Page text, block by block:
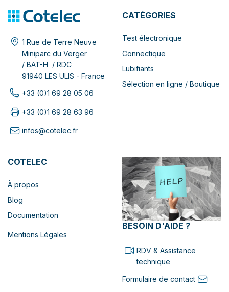
1 Rue de Terre Neuve
Miniparc du Verger
/ BAT-H / RDC
91940 LES ULIS - France
+33 (0)1 69 28 05 06
+33 (0)1 69 28 63 96
infos@cotelec.fr
CATÉGORIES
Test électronique
Connectique
Lubifiants
Sélection en ligne / Boutique
COTELEC
À propos
Blog
Documentation
Mentions Légales
BESOIN D'AIDE ?
RDV & Assistance
technique
Formulaire de contact